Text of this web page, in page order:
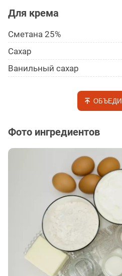
Для крема
Сметана 25%
Сахар
Ванильный сахар
Фото ингредиентов